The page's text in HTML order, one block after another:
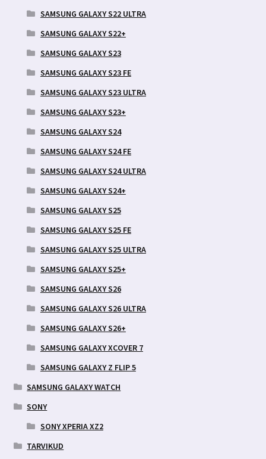
SAMSUNG GALAXY S22 ULTRA
SAMSUNG GALAXY S22+
SAMSUNG GALAXY S23
SAMSUNG GALAXY S23 FE
SAMSUNG GALAXY S23 ULTRA
SAMSUNG GALAXY S23+
SAMSUNG GALAXY S24
SAMSUNG GALAXY S24 FE
SAMSUNG GALAXY S24 ULTRA
SAMSUNG GALAXY S24+
SAMSUNG GALAXY S25
SAMSUNG GALAXY S25 FE
SAMSUNG GALAXY S25 ULTRA
SAMSUNG GALAXY S25+
SAMSUNG GALAXY S26
SAMSUNG GALAXY S26 ULTRA
SAMSUNG GALAXY S26+
SAMSUNG GALAXY XCOVER 7
SAMSUNG GALAXY Z FLIP 5
SAMSUNG GALAXY WATCH
SONY
SONY XPERIA XZ2
TARVIKUD